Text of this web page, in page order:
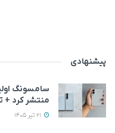
پیشنهادی
منتشر کرد +